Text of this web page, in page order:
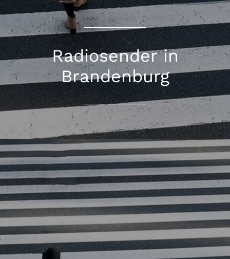
Radiosender in
Brandenburg